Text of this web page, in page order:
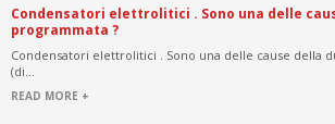
Condensatori elettrolitici . Sono una delle
programmata ?
Condensatori elettrolitici . Sono una delle cause della
(di...
READ MORE +